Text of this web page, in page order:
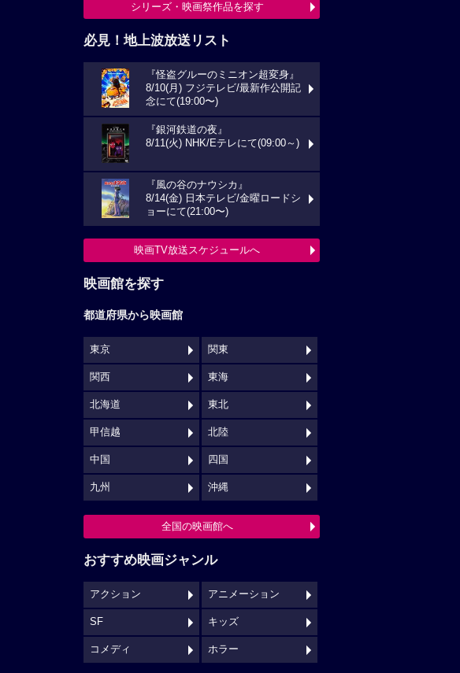
シリーズ・映画祭作品を探す
必見！地上波放送リスト
『怪盗グルーのミニオン超変身』
8/10(月) フジテレビ/最新作公開記
念にて(19:00〜)
『銀河鉄道の夜』
8/11(火) NHK/Eテレにて(09:00～)
『風の谷のナウシカ』
8/14(金) 日本テレビ/金曜ロードシ
ョーにて(21:00〜)
映画TV放送スケジュールへ
映画館を探す
都道府県から映画館
東京 関東
関西 東海
北海道 東北
甲信越 北陸
中国 四国
九州 沖縄
全国の映画館へ
おすすめ映画ジャンル
アクション アニメーション
SF キッズ
コメディ ホラー